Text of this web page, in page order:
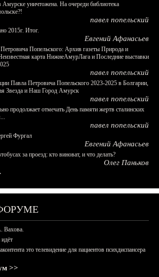
Амурске уничтожена. На очереди библиотека
павел попельский
2015г. Итог.
Евгений Афанасьев
Попельского: Архив газеты Природа и
карта НижнеАмурЛага и Последние выставки
павел попельский
Павла Петровича Попельского 2023-2025 в Болгарии,
Звезда и Наш Город Амурск
павел попельский
продолжает отмечать День памяти жертв сталинских
павел попельский
Фургал
Евгений Афанасьев
за проезд: кто виноват, и что делать?
Олег Паньков
Вахова.
это телевидение для пациентов психдиспансера
>>